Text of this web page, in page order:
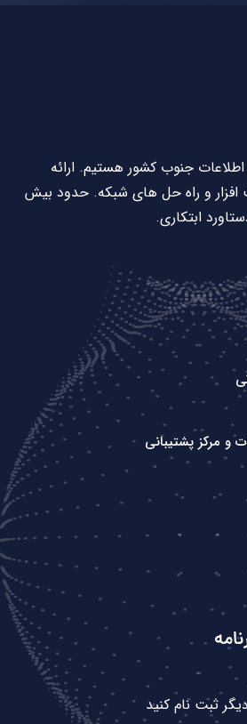
جنوب کشور هستیم. ارائه
افزار و راه حل های شبکه. حدود بیش
و مرکز پشتیبانی
ثبت نام کنید